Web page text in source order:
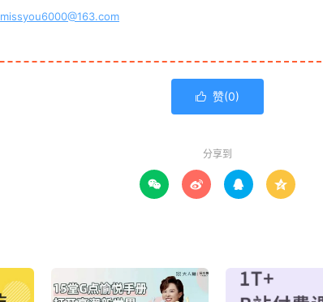
missyou6000@163.com
 赞(0)
分享到
   